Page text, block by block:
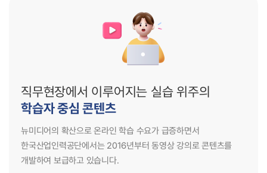
직무현장에서 이루어지는 실습 위주의
학습자 중심 콘텐츠
뉴미디어의 확산으로 온라인 학습 수요가 급증하면서
한국산업인력공단에서는2016년부터 동영상 강의로 콘텐츠를
개발하여 보급하고 있습니다.